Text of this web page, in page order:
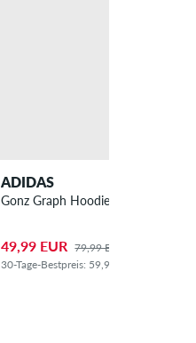
ADIDAS
Gonz Graph Hoodie
49,99 EUR 79,99 EUR
30-Tage-Bestpreis: 59,99 EUR (-17%)